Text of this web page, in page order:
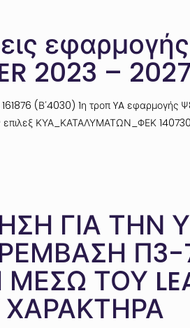
2023 –
161876 (Β΄4030) 1η τροπ YA
επιλεξ ΚΥΑ_ΚΑΤΑΛΥΜΑΤΩΝ_ΦΕΚ
ΓΙΑ
Π3-
ΤΟΥ